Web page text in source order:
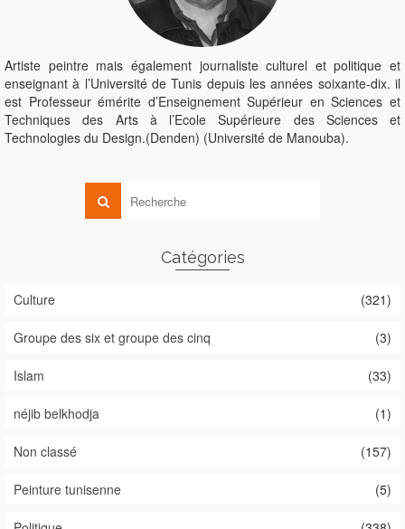
Artiste peintre mais également journaliste culturel et politique et
enseignant à l’Université de Tunis depuis les années soixante-dix. il
est Professeur émérite d’Enseignement Supérieur en Sciences et
Techniques des Arts à l’Ecole Supérieure des Sciences et
Technologies du Design.(Denden) (Université de Manouba).
Catégories
Culture (321)
Groupe des six et groupe des cinq (3)
Islam (33)
néjib belkhodja (1)
Non classé (157)
Peinture tunisenne (5)